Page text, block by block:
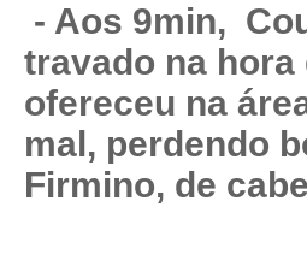
- Aos 9min,
travado na hora
ofereceu na
mal, perdendo
Firmino, de